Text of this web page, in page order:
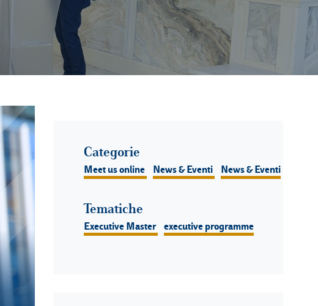
Categorie
Meet us online News & Eventi News & Eventi
Tematiche
Executive Master executive programme